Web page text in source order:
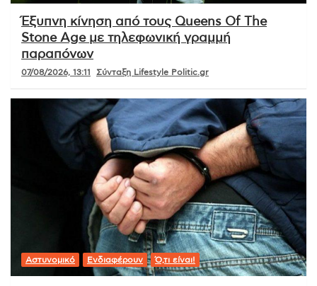
Έξυπνη κίνηση από τους Queens Of The
Stone Age με τηλεφωνική γραμμή
παραπόνων
07/08/2026, 13:11 Σύνταξη Lifestyle Politic.gr
Αστυνομικό Ενδιαφέρουν Ό,τι είναι!